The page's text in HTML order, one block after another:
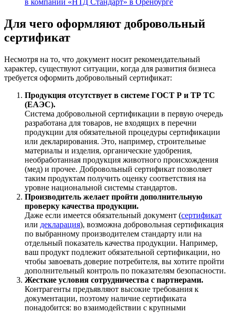
Для чего оформляют добровольный
сертификат
Несмотря на то, что документ носит рекомендательный
характер, существуют ситуации, когда для развития бизнеса
требуется оформить добровольный сертификат:
Продукция отсутствует в системе ГОСТ Р и ТР ТС
(ЕАЭС).
Система добровольной сертификации в первую очередь
разработана для товаров, не входящих в перечни
продукции для обязательной процедуры сертификации
или декларирования. Это, например, строительные
материалы и изделия, органические удобрения,
необработанная продукция животного происхождения
(мед) и прочее. Добровольный сертификат позволяет
таким продуктам получить оценку соответствия на
уровне национальной системы стандартов.
Производитель желает пройти дополнительную
проверку качества продукции.
Даже если имеется обязательный документ (сертификат
или декларация), возможна добровольная сертификация
по выбранному производителем стандарту или на
отдельный показатель качества продукции. Например,
ваш продукт подлежит обязательной сертификации, но
чтобы завоевать доверие потребителя, вы хотите пройти
дополнительный контроль по показателям безопасности.
Жесткие условия сотрудничества с партнерами.
Контрагенты предъявляют высокие требования к
документации, поэтому наличие сертификата
понадобится: во взаимодействии с крупными